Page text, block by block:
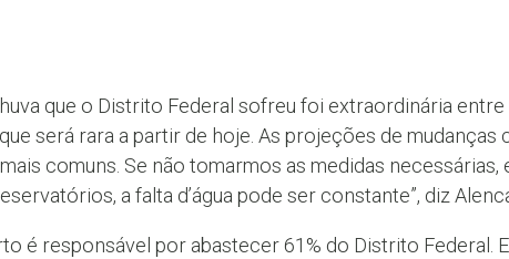
que o Distrito Federal sofreu foi extraordinária
será rara a partir de hoje. As projeções de
comuns. Se não tomarmos as medidas
a falta d’água pode ser constante”, diz
é responsável por abastecer 61% do Distrito Federal.